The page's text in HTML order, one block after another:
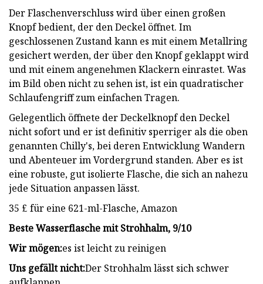
Der Flaschenverschluss wird über einen großen
Knopf bedient, der den Deckel öffnet. Im
geschlossenen Zustand kann es mit einem Metallring
gesichert werden, der über den Knopf geklappt wird
und mit einem angenehmen Klackern einrastet. Was
im Bild oben nicht zu sehen ist, ist ein quadratischer
Schlaufengriff zum einfachen Tragen.
Gelegentlich öffnete der Deckelknopf den Deckel
nicht sofort und er ist definitiv sperriger als die oben
genannten Chilly's, bei deren Entwicklung Wandern
und Abenteuer im Vordergrund standen. Aber es ist
eine robuste, gut isolierte Flasche, die sich an nahezu
jede Situation anpassen lässt.
35 £ für eine 621-ml-Flasche, Amazon
Beste Wasserflasche mit Strohhalm, 9/10
Wir mögen:es ist leicht zu reinigen
Uns gefällt nicht:Der Strohhalm lässt sich schwer